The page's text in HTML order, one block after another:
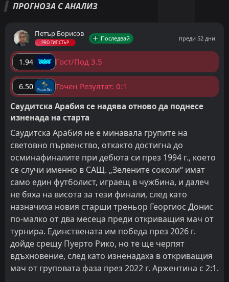
ПРОГНОЗА С АНАЛИЗ
Петър Борисов
PRO ТИПСТЪР
Последвай преди 52 дни
1.94 Гост/Под 3.5
6.50
Точен Резултат: 0:1
Саудитска Арабия се надява отново да поднесе
изненада на старта
Саудитска Арабия не е минавала групите на
световно първенство, откакто достигна до
осминафиналите при дебюта си през 1994 г., което
се случи именно в САЩ. „Зелените соколи“ имат
само един футболист, играещ в чужбина, и далеч
не бяха на висота за тези финали, след като
назначиха новия старши треньор Георгиос Донис
по-малко от два месеца преди откриващия мач от
турнира. Единствената им победа през 2026 г.
дойде срещу Пуерто Рико, но те ще черпят
вдъхновение, след като изненадаха в откриващия
мач от груповата фаза през 2022 г. Аржентина с 2:1.